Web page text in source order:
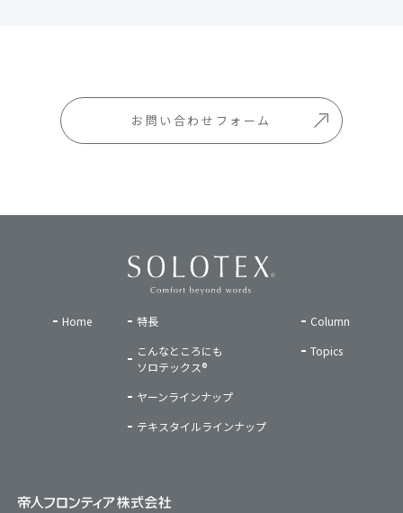
お問い合わせフォーム
Home
特長
こんなところにも
ソロテックス®
ヤーンラインナップ
テキスタイルラインナップ
Column
Topics